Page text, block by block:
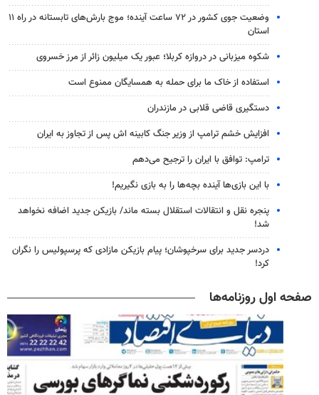
وضعیت جوی کشور در ۷۲ ساعت آینده؛ موج بارش‌های تابستانه در راه ۱۱
استان
شکوه میزبانی در دروازه کربلا؛ عبور یک میلیون زائر از مرز خسروی
استفاده از خاک ما برای حمله به همسایگان ممنوع است
دستگیری قاضی قلابی در مازندران
افزایش خشم ترامپ از وزیر جنگ کابینه اش پس از تجاوز به ایران
ترامپ: توافق با ایران را ترجیح می‌دهم
با این بازی‌ها آینده بچه‌ها را به بازی نگیریم!
پنجره‌ نقل و انتقالات استقلال بسته ماند/ بازیکن جدید اضافه نخواهد
شد!
دردسر جدید برای سرخپوشان؛ پیام بازیکن مازادی که پرسپولیس را نگران
کرد!
صفحه اول روزنامه‌ها